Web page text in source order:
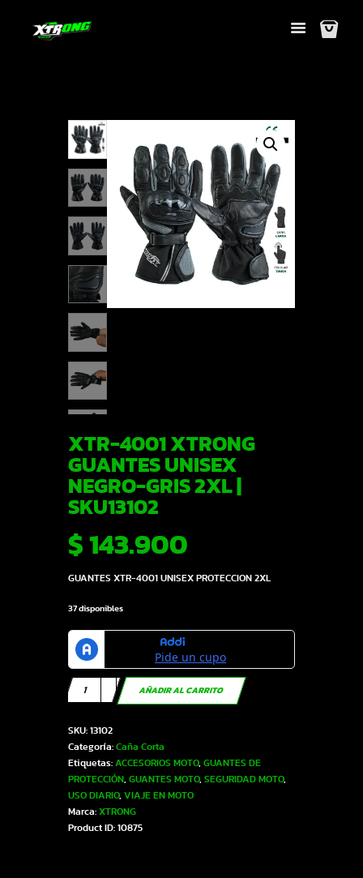
XTR-4001 XTRONG
GUANTES UNISEX
NEGRO-GRIS 2XL |
SKU13102
$ 143.900
GUANTES XTR-4001 UNISEX PROTECCION 2XL
37 disponibles
XTR-
4001
GUANTES
UNISEX
NEGRO-
GRIS
2XL
|
SKU13102
AÑADIR AL CARRITO
SKU: 13102
Categoría: Caña Corta
Etiquetas: ACCESORIOS MOTO, GUANTES DE
PROTECCIÓN, GUANTES MOTO, SEGURIDAD MOTO,
USO DIARIO, VIAJE EN MOTO
Marca: XTRONG
Product ID: 10875